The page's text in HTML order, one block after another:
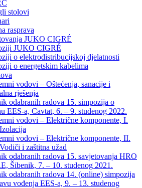
stolovi
rasprava​
JUKO CIGRÉ
JUKO CIGRÉ
o elektrodistribucijskoj djelatnosti
o energetskim kabelima
vodovi – Oštećenja, sanacije i
rješenja
odabranih radova 15. simpozija o
EES-a, Cavtat, 6. – 9. studenog 2022.
vodovi – Električne komponente, I.
vodovi – Električne komponente, II.
i zaštitna užad
odabranih radova 15. savjetovanja HRO
Šibenik, 7. – 10. studenog 2021.
odabranih radova 14. (online) simpozija
vođenja EES-a, 9. – 13. studenog